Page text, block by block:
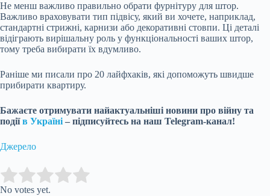
Не менш важливо правильно обрати фурнітуру для штор.
Важливо враховувати тип підвісу, який ви хочете, наприклад,
стандартні стрижні, карнизи або декоративні стовпи. Ці деталі
відіграють вирішальну роль у функціональності ваших штор,
тому треба вибирати їх вдумливо.
Раніше ми писали про 20 лайфхаків, які допоможуть швидше
прибирати квартиру.
Бажаєте отримувати найактуальніші новини про війну та
подіїв Україні – підписуйтесь на наш Telegram-канал!
Джерело
Rate thisitem:
No votes yet.